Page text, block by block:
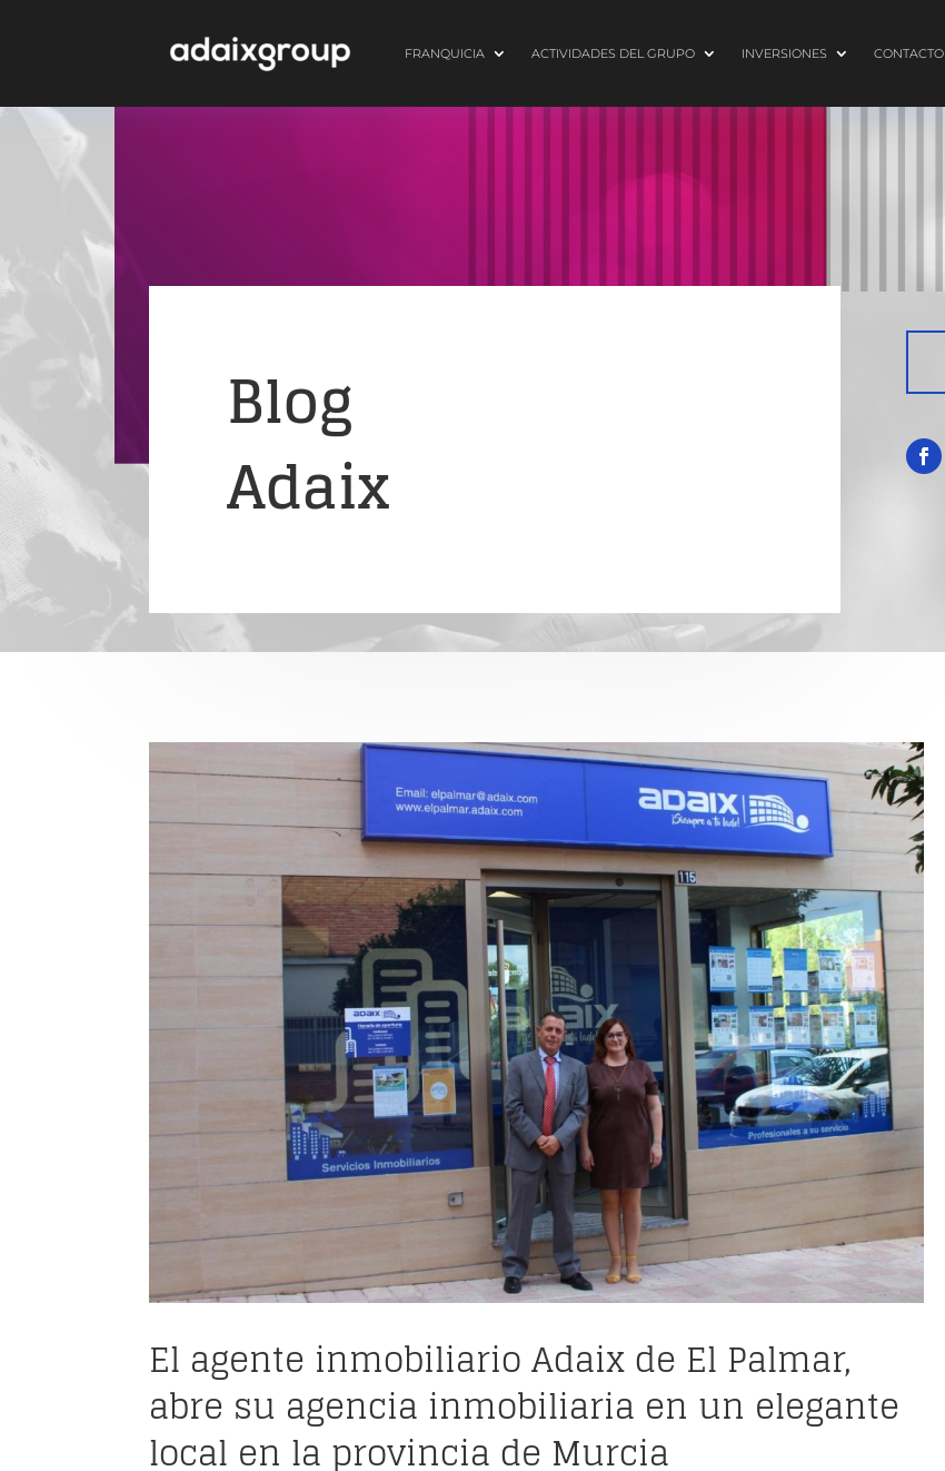
FRANQUICIA ACTIVIDADES DEL GRUPO INVERSIONES CONTACTO
Blog
Adaix
El agente inmobiliario Adaix de El Palmar,
abre su agencia inmobiliaria en un elegante
local en la provincia de Murcia